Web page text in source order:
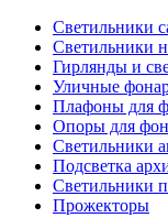
Светильники
Светильники
Гирлянды и
Уличные
Плафоны для
Опоры для
Светильники
Подсветка
Светильники
Прожекторы